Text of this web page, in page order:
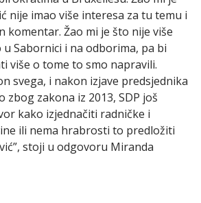
nije imao više interesa za tu temu i
komentar. Žao mi je što nije više
Sabornici i na odborima, pa bi
više o tome to smo napravili.
svega, i nakon izjave predsjednika
zbog zakona iz 2013, SDP još
kako izjednačiti radničke i
ili nema hrabrosti to predložiti
stoji u odgovoru Miranda